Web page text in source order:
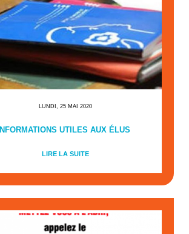
LUNDI, 25 MAI 2020
INFORMATIONS UTILES AUX ÉLUS
LIRE LA SUITE